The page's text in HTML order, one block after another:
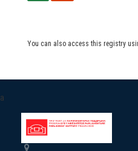
You can also access this registry
a